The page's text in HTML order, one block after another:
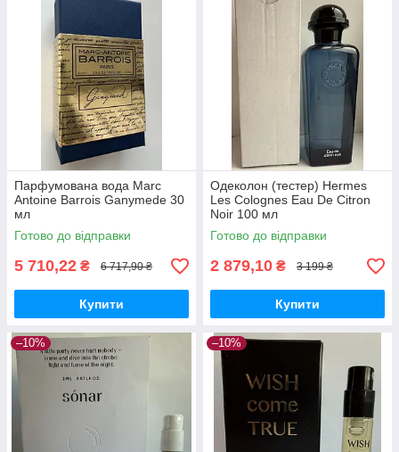
Парфумована вода Marc
Antoine Barrois Ganymede 30
мл
Готово до відправки
5 710,22 ₴ 6 717,90 ₴
Купити
Одеколон (тестер) Hermes
Les Colognes Eau De Citron
Noir 100 мл
Готово до відправки
2 879,10 ₴ 3 199 ₴
Купити
–10% –10%